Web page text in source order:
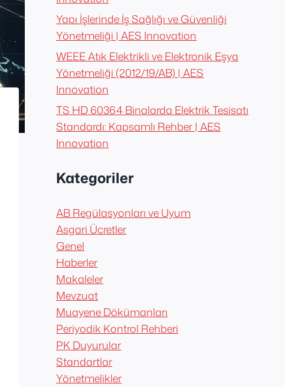
Yapı İşlerinde İş Sağlığı ve Güvenliği
Yönetmeliği | AES Innovation
WEEE Atık Elektrikli ve Elektronik Eşya
Yönetmeliği (2012/19/AB) | AES
Innovation
TS HD 60364 Binalarda Elektrik Tesisatı
Standardı: Kapsamlı Rehber | AES
Innovation
Kategoriler
AB Regülasyonları ve Uyum
Asgari Ücretler
Genel
Haberler
Makaleler
Mevzuat
Muayene Dökümanları
Periyodik Kontrol Rehberi
PK Duyurular
Standartlar
Yönetmelikler